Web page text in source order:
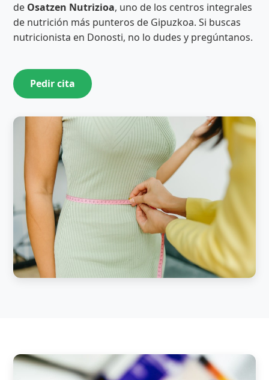
de Osatzen Nutrizioa, uno de los centros integrales
de nutrición más punteros de Gipuzkoa. Si buscas
nutricionista en Donosti, no lo dudes y pregúntanos.
Pedir cita